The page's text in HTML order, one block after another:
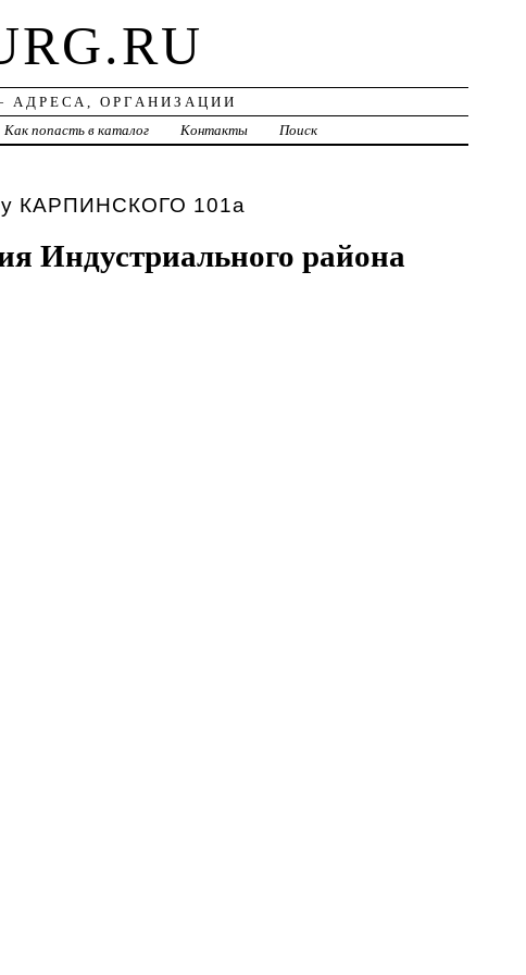
ОРГАНИЗАЦИИ
Как попасть в каталог Контакты Поиск
КАРПИНСКОГО 101а
Индустриального района